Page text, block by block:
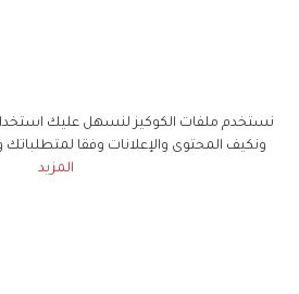
نستخدم ملفات الكوكيز لنسهل عليك استخدام
ونكيف المحتوى والإعلانات وفقا لمتطلباتك
المزيد